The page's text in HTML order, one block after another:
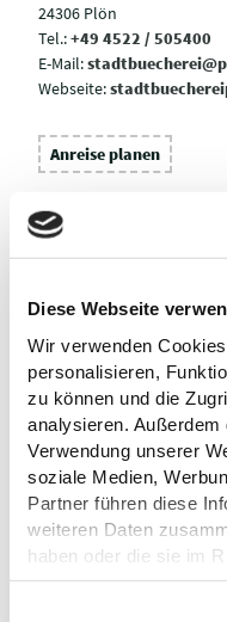
Diese Webseite
Wir verwenden
personalisieren,
zu können und die
analysieren.
Verwendung unserer
soziale Medien,
Partner führen diese
weiteren Daten
haben oder die sie im
gesammelt haben.
24306 Plön
Tel.:+49 4522 / 505400
E-Mail:
Webseite:
Anreise planen